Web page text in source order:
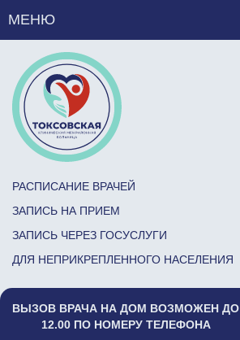
МЕНЮ
РАСПИСАНИЕ ВРАЧЕЙ
ЗАПИСЬ НА ПРИЕМ
ЗАПИСЬ ЧЕРЕЗ ГОСУСЛУГИ
ДЛЯ НЕПРИКРЕПЛЕННОГО НАСЕЛЕНИЯ
ВЫЗОВ ВРАЧА НА ДОМ ВОЗМОЖЕН ДО
12.00 ПО НОМЕРУ ТЕЛЕФОНА